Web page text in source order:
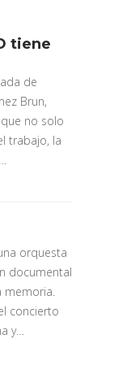
tiene
de
Brun,
no solo
trabajo, la
orquesta
documental
memoria.
concierto
y…